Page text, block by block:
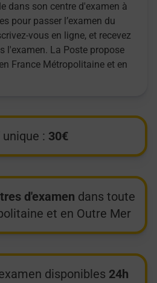
dans son centre d'examen à
pour passer l’examen du
vous en ligne, et recevez
l'examen. La Poste propose
France Métropolitaine et en
: 30€
d'examen dans toute
et en Outre Mer
disponibles 24h